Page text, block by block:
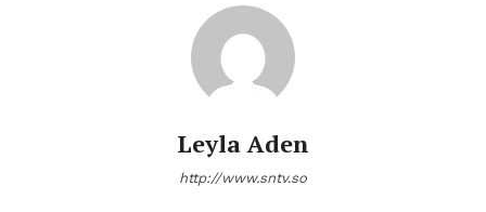
Leyla Aden
http://www.sntv.so